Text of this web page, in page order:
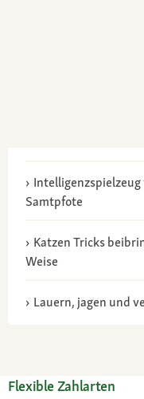
Samtpfote
Katzen Tricks
Weise
Lauern, jagen und
Flexible Zahlarten